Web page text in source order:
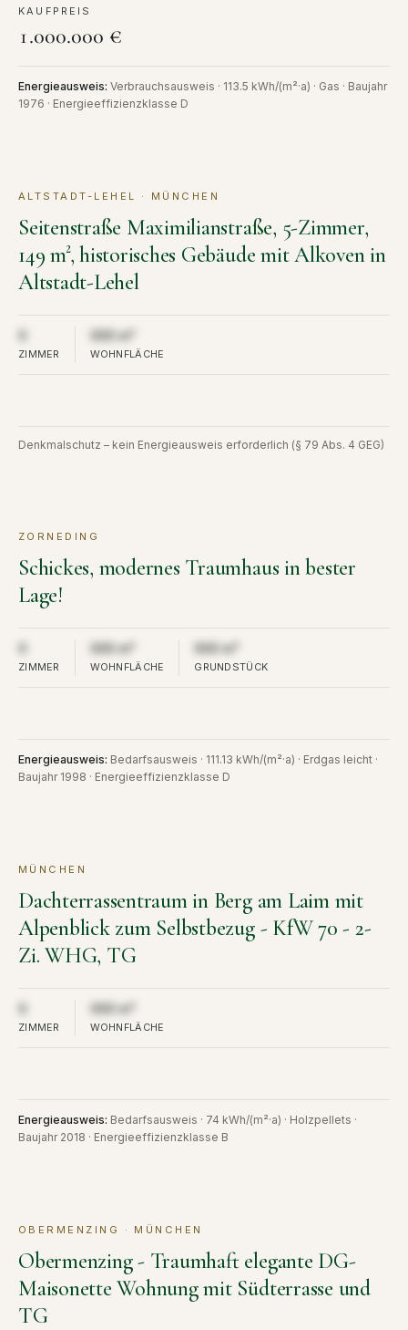
KAUFPREIS
1.000.000 €
Energieausweis: Verbrauchsausweis · 113.5 kWh/(m²·a) · Gas · Baujahr
1976 · Energieeffizienzklasse D
MIETE
ALTSTADT-LEHEL · MÜNCHEN
Seitenstraße Maximilianstraße, 5-Zimmer,
149 m², historisches Gebäude mit Alkoven in
Altstadt-Lehel
Aus Diskretion nicht öffentlich
ZIMMER
000 m²
WOHNFLÄCHE
Denkmalschutz – kein Energieausweis erforderlich (§ 79 Abs. 4 GEG)
KAUF
ZORNEDING
Schickes, modernes Traumhaus in bester
Lage!
Aus Diskretion nicht öffentlich
ZIMMER
000 m² Aus Diskretion nicht öffentlich
WOHNFLÄCHE
000 m²
GRUNDSTÜCK
Energieausweis: Bedarfsausweis · 111.13 kWh/(m²·a) · Erdgas leicht ·
Baujahr 1998 · Energieeffizienzklasse D
KAUF
MÜNCHEN
Dachterrassentraum in Berg am Laim mit
Alpenblick zum Selbstbezug - KfW 70 - 2-
Zi. WHG, TG
Aus Diskretion nicht öffentlich
ZIMMER
000 m²
WOHNFLÄCHE
Energieausweis: Bedarfsausweis · 74 kWh/(m²·a) · Holzpellets ·
Baujahr 2018 · Energieeffizienzklasse B
KAUF
OBERMENZING · MÜNCHEN
Obermenzing - Traumhaft elegante DG-
Maisonette Wohnung mit Südterrasse und
TG